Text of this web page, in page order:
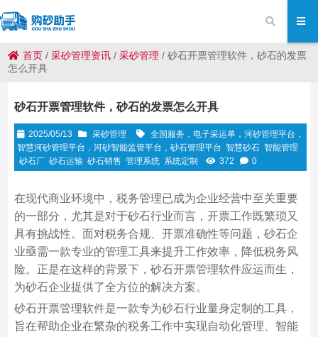
首页 /采砂管理资讯 /采砂管理 /砂石开票管理软件，砂石的发票
怎么开具
砂石开票管理软件，砂石的发票怎么开具
2025/05/13 采砂管理
全国服务，电子采运单，河砂管理平台，
智慧河砂管理平台，河砂智能监管平台，砂石管理平台 智慧砂石 智能管理
砂石厂 砂石运输 砂石销售 管理系统 系统定制 372 0
在现代商业环境中，税务管理已成为企业经营中至关重要
的一部分，尤其是对于砂石行业而言，开票工作既繁琐又
具有挑战性。面对税务合规、开票准确性等问题，砂石企
业亟需一款专业的管理工具来提升工作效率，降低税务风
险。正是在这样的背景下，砂石开票管理软件应运而生，
为砂石企业提供了全方位的解决方案。
砂石开票管理软件是一款专为砂石行业量身定制的工具，
旨在帮助企业在繁杂的税务工作中实现自动化管理、智能